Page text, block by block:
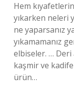
Hem
yıkarken neleri
ne yaparsanız
yıkamamanız
elbiseler. … Deri
kaşmir ve
ürün…